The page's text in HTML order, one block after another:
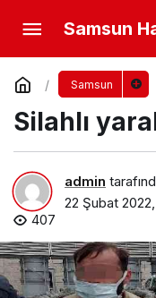
Samsun
Samsun
Silahlı
admin
22 Şubat
407